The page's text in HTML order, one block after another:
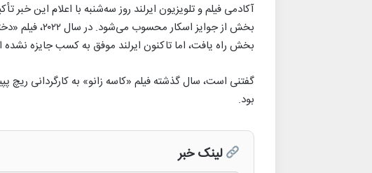
آکادمی فیلم و تلویزیون ایرلند روز سه‌شنبه با اعلام این
بخش از جوایز
بخش راه یافت، اما تاکنون ایرلند موفق به کسب جایزه
گفتنی است، سال گذشته فیلم «کاسه زانو» به کارگردانی ریچ
بود.
لینک خبر